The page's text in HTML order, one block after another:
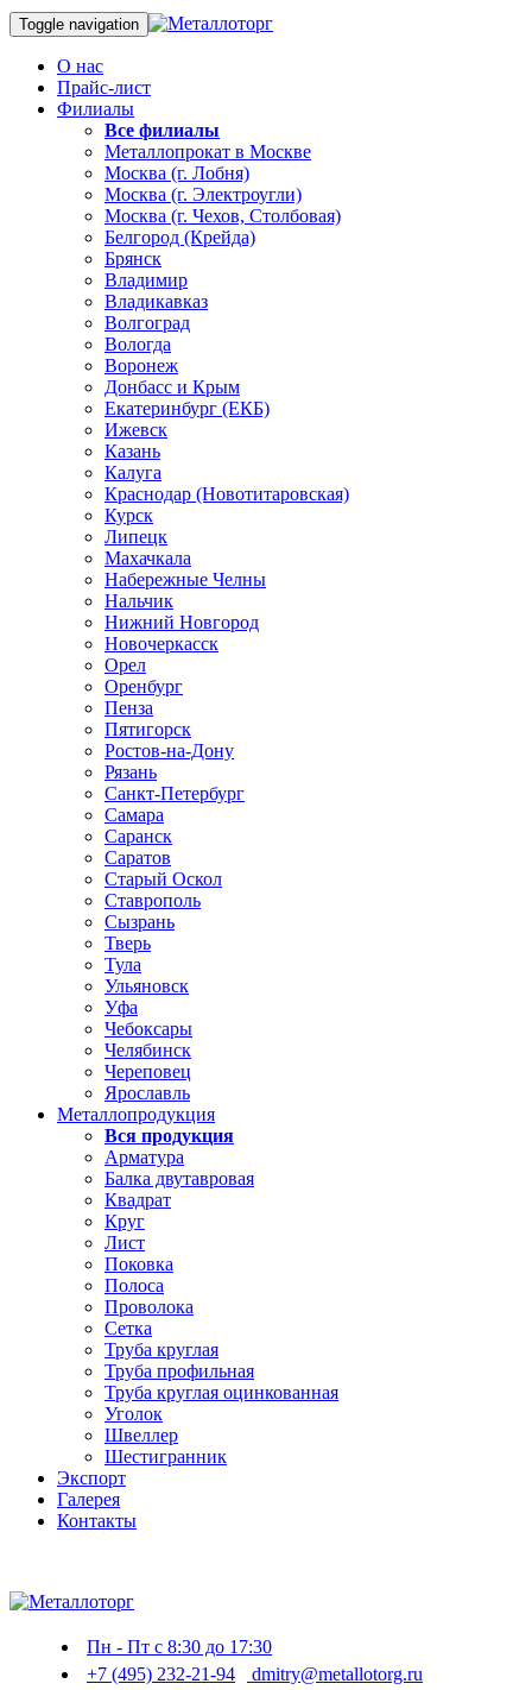
Toggle navigation
О нас
Прайс-лист
Филиалы
Все филиалы
Металлопрокат в Москве
Москва (г. Лобня)
Москва (г. Электроугли)
Москва (г. Чехов, Столбовая)
Белгород (Крейда)
Брянск
Владимир
Владикавказ
Волгоград
Вологда
Воронеж
Донбасс и Крым
Екатеринбург (ЕКБ)
Ижевск
Казань
Калуга
Краснодар (Новотитаровская)
Курск
Липецк
Махачкала
Набережные Челны
Нальчик
Нижний Новгород
Новочеркасск
Орел
Оренбург
Пенза
Пятигорск
Ростов-на-Дону
Рязань
Санкт-Петербург
Самара
Саранск
Саратов
Старый Оскол
Ставрополь
Сызрань
Тверь
Тула
Ульяновск
Уфа
Чебоксары
Челябинск
Череповец
Ярославль
Металлопродукция
Вся продукция
Арматура
Балка двутавровая
Квадрат
Круг
Лист
Поковка
Полоса
Проволока
Сетка
Труба круглая
Труба профильная
Труба круглая оцинкованная
Уголок
Швеллер
Шестигранник
Экспорт
Галерея
Контакты
Пн - Пт с 8:30 до 17:30
+7 (495) 232-21-94
dmitry@metallotorg.ru